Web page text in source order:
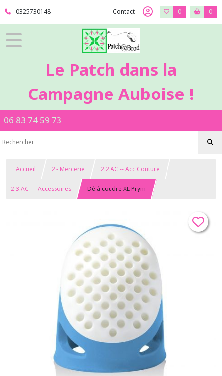
0325730148 Contact 0 0
Le Patch dans la
Campagne Auboise !
06 83 74 59 73
Accueil 2 - Mercerie 2.2.AC -- Acc Couture
2.3.AC --- Accessoires Dé à coudre XL Prym